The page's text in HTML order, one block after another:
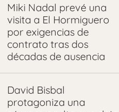
Miki Nadal prevé una
visita a El Hormiguero
por exigencias de
contrato tras dos
décadas de ausencia
David Bisbal
protagoniza una